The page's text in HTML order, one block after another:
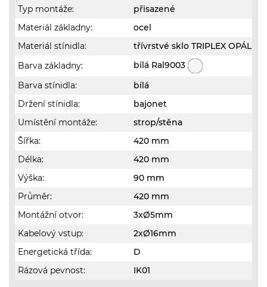
Typ montáže:
přisazené
Materiál základny:
ocel
Materiál stínidla:
třívrstvé sklo TRIPLEX OPÁL
Barva základny:
bílá Ral9003
Barva stínidla:
bílá
Držení stínidla:
bajonet
Umístění montáže:
strop/stěna
Šířka:
420 mm
Délka:
420 mm
Výška:
90 mm
Průměr:
420 mm
Montážní otvor:
3xØ5mm
Kabelový vstup:
2xØ16mm
Energetická třída:
D
Rázová pevnost:
IK01